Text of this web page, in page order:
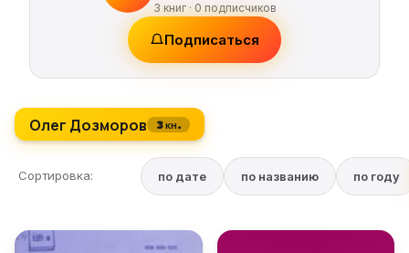
3 книг ·0 подписчиков
Подписаться
Олег Дозморов 3 кн.
Сортировка: по дате по названию по году